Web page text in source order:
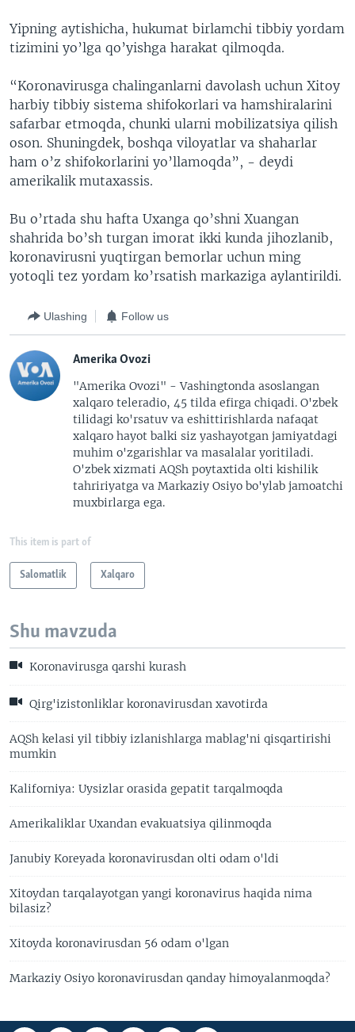
Yipning aytishicha, hukumat birlamchi tibbiy yordam
tizimini yo’lga qo’yishga harakat qilmoqda.
“Koronavirusga chalinganlarni davolash uchun Xitoy
harbiy tibbiy sistema shifokorlari va hamshiralarini
safarbar etmoqda, chunki ularni mobilizatsiya qilish
oson. Shuningdek, boshqa viloyatlar va shaharlar
ham o’z shifokorlarini yo’llamoqda”, - deydi
amerikalik mutaxassis.
Bu o’rtada shu hafta Uxanga qo’shni Xuangan
shahrida bo’sh turgan imorat ikki kunda jihozlanib,
koronavirusni yuqtirgan bemorlar uchun ming
yotoqli tez yordam ko’rsatish markaziga aylantirildi.
Ulashing Follow us
Amerika Ovozi
"Amerika Ovozi" - Vashingtonda asoslangan
xalqaro teleradio, 45 tilda efirga chiqadi. O'zbek
tilidagi ko'rsatuv va eshittirishlarda nafaqat
xalqaro hayot balki siz yashayotgan jamiyatdagi
muhim o'zgarishlar va masalalar yoritiladi.
O'zbek xizmati AQSh poytaxtida olti kishilik
tahririyatga va Markaziy Osiyo bo'ylab jamoatchi
muxbirlarga ega.
This item is part of
Salomatlik Xalqaro
Shu mavzuda
Koronavirusga qarshi kurash
Qirg'izistonliklar koronavirusdan xavotirda
AQSh kelasi yil tibbiy izlanishlarga mablag'ni qisqartirishi
mumkin
Kaliforniya: Uysizlar orasida gepatit tarqalmoqda
Amerikaliklar Uxandan evakuatsiya qilinmoqda
Janubiy Koreyada koronavirusdan olti odam o'ldi
Xitoydan tarqalayotgan yangi koronavirus haqida nima
bilasiz?
Xitoyda koronavirusdan 56 odam o'lgan
Markaziy Osiyo koronavirusdan qanday himoyalanmoqda?